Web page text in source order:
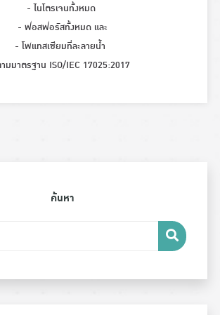
- ไนโตรเจนทั้งหมด
- ฟอสฟอรัสทั้งหมด และ
- โพแทสเซียมที่ละลายน้ำ
มมาตรฐาน ISO/IEC 17025:2017
ค้นหา